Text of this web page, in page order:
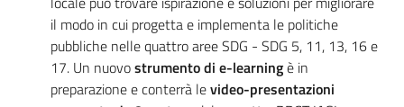
il modo in cui progetta e implementa le politiche
pubbliche nelle quattro aree SDG - SDG 5, 11, 13, 16 e
17. Un nuovostrumento di e-learningè in
preparazione e conterrà levideo-presentazioni